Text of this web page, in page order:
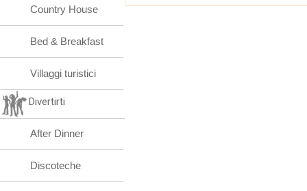
Country House
Bed & Breakfast
Villaggi turistici
Divertirti
After Dinner
Discoteche